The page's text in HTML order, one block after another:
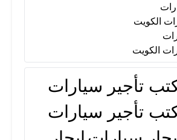
الكويت
الكويت
تأجير سيارات
تأجير سيارات